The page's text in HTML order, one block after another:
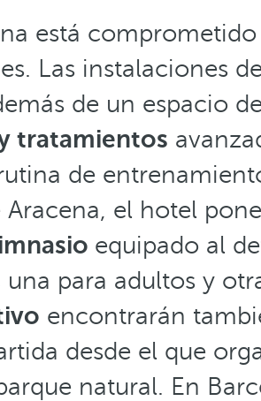
está
Las instalaciones
de un espacio
tratamientos
de
Aracena, el hotel
equipado al
una para adultos y
encontrarán
desde el que
natural. En